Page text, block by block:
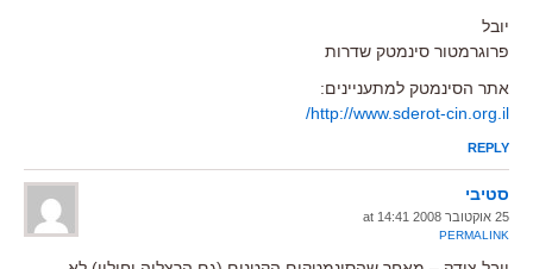
יובל
פרוגרמטור סינמטק שדרות
אתר הסינמטק למתעניינים:
http://www.sderot-cin.org.il/
REPLY
סטיבי
25 אוקטובר 2008 at 14:41
PERMALINK